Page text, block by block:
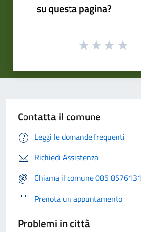
su questa pagina?
Contatta il comune
Leggi le domande frequenti
Richiedi Assistenza
Chiama il comune 085 8576131
Prenota un appuntamento
Problemi in città